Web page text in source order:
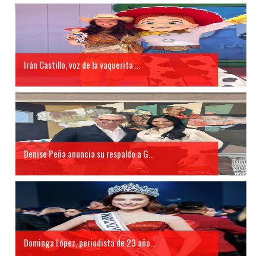
Irán Castillo, voz de la vaquerita ...
Denise Peña anuncia su respaldo a G...
Dominga López, periodista de 23 año...